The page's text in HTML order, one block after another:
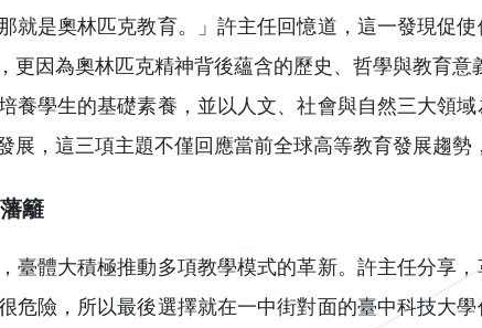
就是奧林匹克教育。」許主任回憶道，這一發現促
更因為奧林匹克精神背後蘊含的歷史、哲學與教育意
養學生的基礎素養，並以人文、社會與自然三大領
展，這三項主題不僅回應當前全球高等教育發展趨勢
籬
臺體大積極推動多項教學模式的革新。許主任分享
危險，所以最後選擇就在一中街對面的臺中科技大